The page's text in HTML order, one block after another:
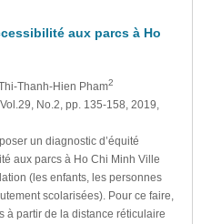
aux parcs à Ho
Thi-Thanh-Hien Pham2
No.2, pp. 135-158, 2019,
un diagnostic d’équité
aux parcs à Ho Chi Minh Ville
(les enfants, les personnes
scolarisées). Pour ce faire,
à partir de la distance réticulaire